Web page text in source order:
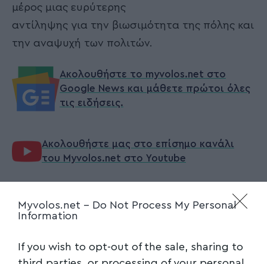
Myvolos.net - Do Not Process My Personal
Information
If you wish to opt-out of the sale, sharing to
μέρος μιας ευρύτερης
αντίληψης για την βιωσιμότητα της πόλης και
την αναψυχή των πολιτών.
Ακολουθήστε το myvolos.net στο
Google News και μάθετε πρώτοι όλες
τις ειδήσεις.
Ακολουθήστε μας στο επίσημο κανάλι
του Myvolos.net στο Youtube
TAGGED: ΑΠΟΣΤΟΛΑΚΗΣ_ΙΑΣΟΝΑΣ,ΒΟΛΟΣ ,ΔΗΜΟΣ,
ΚΑΡΑΓΑΤΣ